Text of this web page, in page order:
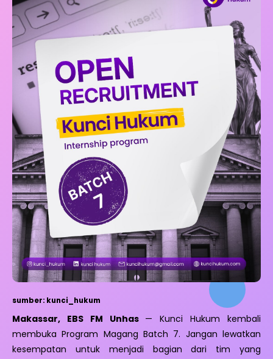
sumber: kunci_hukum
Makassar, EBS FM Unhas — Kunci Hukum kembali
membuka Program Magang Batch 7. Jangan lewatkan
kesempatan untuk menjadi bagian dari tim yang